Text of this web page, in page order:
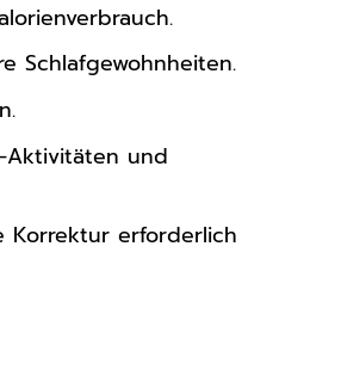
Schlafgewohnheiten.
Aktivitäten und
Korrektur erforderlich